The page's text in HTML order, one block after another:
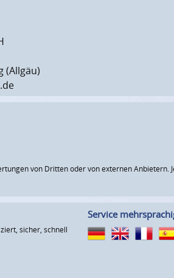
(Allgäu)
von Dritten oder von externen Anbietern.
sicher, schnell
Service